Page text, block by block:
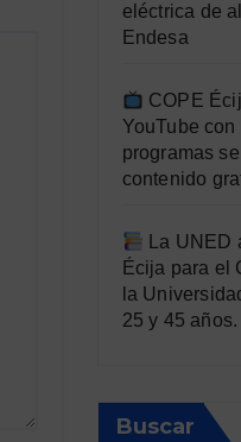
eléctrica de
Endesa
COPE
YouTube
programas
contenido
La UNED
Écija para el
la
25 y 45 años.
Buscar